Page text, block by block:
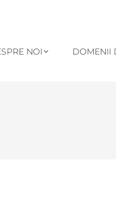
NOI DOMENII